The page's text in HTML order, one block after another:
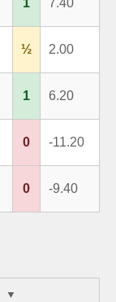
½ 2.00
1 6.20
0 -11.20
0 -9.40